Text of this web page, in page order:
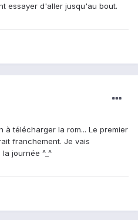
essayer d'aller jusqu'au bout.
à télécharger la rom... Le premier
franchement. Je vais
journée ^_^